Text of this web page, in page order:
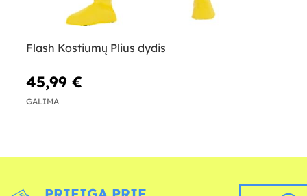
Flash Kostiumų Plius dydis
45,99 €
GALIMA